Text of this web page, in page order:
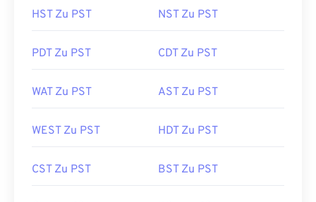
HST Zu PST NST Zu PST
PDT Zu PST CDT Zu PST
WAT Zu PST AST Zu PST
WEST Zu PST HDT Zu PST
CST Zu PST BST Zu PST